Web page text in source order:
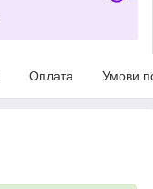
Оплата Умови